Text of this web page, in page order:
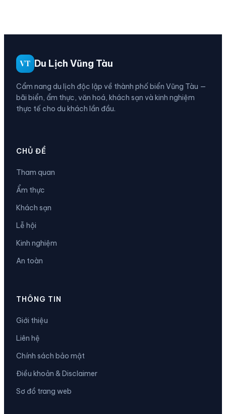
VT Du Lịch Vũng Tàu
Cẩm nang du lịch độc lập về thành phố biển Vũng Tàu —
bãi biển, ẩm thực, văn hoá, khách sạn và kinh nghiệm
thực tế cho du khách lần đầu.
CHỦ ĐỀ
Tham quan
Ẩm thực
Khách sạn
Lễ hội
Kinh nghiệm
An toàn
THÔNG TIN
Giới thiệu
Liên hệ
Chính sách bảo mật
Điều khoản & Disclaimer
Sơ đồ trang web